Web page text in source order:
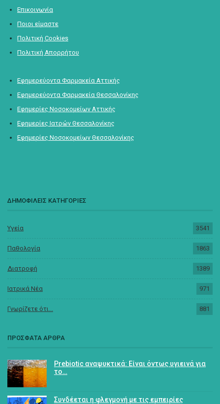
Επικοινωνία
Ποιοι είμαστε
Πολιτική Cookies
Πολιτική Απορρήτου
Εφημερεύοντα Φαρμακεία Αττικής
Εφημερεύοντα Φαρμακεία Θεσσαλονίκης
Εφημερίες Νοσοκομείων Αττικής
Εφημερίες Ιατρών Θεσσαλονίκης
Εφημερίες Νοσοκομείων Θεσσαλονίκης
ΔΗΜΟΦΙΛΕΙΣ ΚΑΤΗΓΟΡΙΕΣ
Υγεία 3541
Παθολογία 1863
Διατροφή 1389
Ιατρικά Νέα 971
Γνωρίζετε ότι... 881
ΠΡΟΣΦΑΤΑ ΑΡΘΡΑ
Prebiotic αναψυκτικά: Είναι όντως υγιεινά για
το…
Συνδέεται η φλεγμονή με τις εμπειρίες